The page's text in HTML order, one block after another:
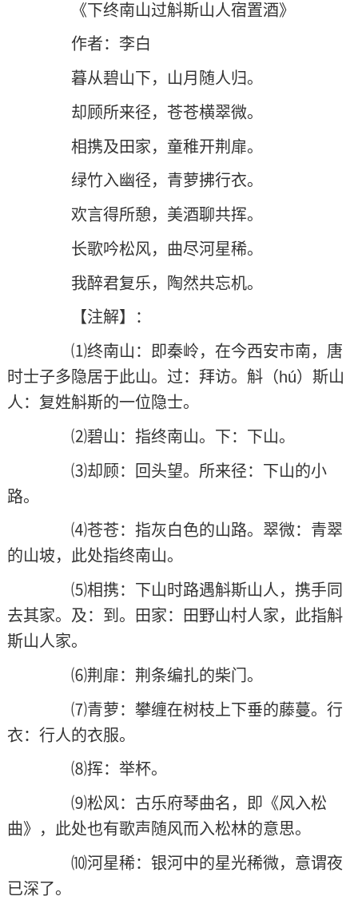
《下终南山过斛斯山人宿置酒》
作者：李白
暮从碧山下，山月随人归。
却顾所来径，苍苍横翠微。
相携及田家，童稚开荆扉。
绿竹入幽径，青萝拂行衣。
欢言得所憩，美酒聊共挥。
长歌吟松风，曲尽河星稀。
我醉君复乐，陶然共忘机。
【注解】：
⑴终南山：即秦岭，在今西安市南，唐
时士子多隐居于此山。过：拜访。斛（hú）斯山
人：复姓斛斯的一位隐士。
⑵碧山：指终南山。下：下山。
⑶却顾：回头望。所来径：下山的小
路。
⑷苍苍：指灰白色的山路。翠微：青翠
的山坡，此处指终南山。
⑸相携：下山时路遇斛斯山人，携手同
去其家。及：到。田家：田野山村人家，此指斛
斯山人家。
⑹荆扉：荆条编扎的柴门。
⑺青萝：攀缠在树枝上下垂的藤蔓。行
衣：行人的衣服。
⑻挥：举杯。
⑼松风：古乐府琴曲名，即《风入松
曲》，此处也有歌声随风而入松林的意思。
⑽河星稀：银河中的星光稀微，意谓夜
已深了。